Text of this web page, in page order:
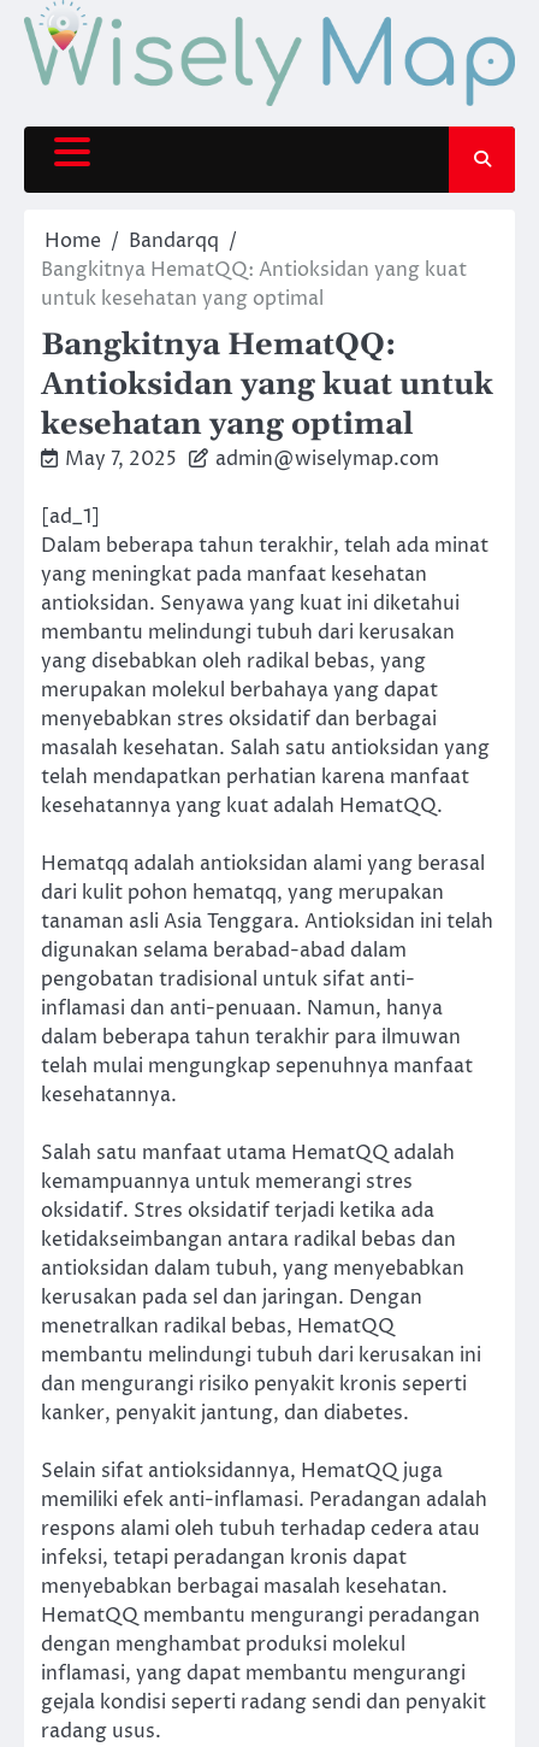
Skip
content
Home
Bandarqq
Bangkitnya HematQQ: Antioksidan yang kuat
untuk kesehatan yang optimal
Bangkitnya HematQQ:
Antioksidan yang kuat untuk
kesehatan yang optimal
May 7, 2025 admin@wiselymap.com
[ad_1]
Dalam beberapa tahun terakhir, telah ada minat
yang meningkat pada manfaat kesehatan
antioksidan. Senyawa yang kuat ini diketahui
membantu melindungi tubuh dari kerusakan
yang disebabkan oleh radikal bebas, yang
merupakan molekul berbahaya yang dapat
menyebabkan stres oksidatif dan berbagai
masalah kesehatan. Salah satu antioksidan yang
telah mendapatkan perhatian karena manfaat
kesehatannya yang kuat adalah HematQQ.
Hematqq adalah antioksidan alami yang berasal
dari kulit pohon hematqq, yang merupakan
tanaman asli Asia Tenggara. Antioksidan ini telah
digunakan selama berabad-abad dalam
pengobatan tradisional untuk sifat anti-
inflamasi dan anti-penuaan. Namun, hanya
dalam beberapa tahun terakhir para ilmuwan
telah mulai mengungkap sepenuhnya manfaat
kesehatannya.
Salah satu manfaat utama HematQQ adalah
kemampuannya untuk memerangi stres
oksidatif. Stres oksidatif terjadi ketika ada
ketidakseimbangan antara radikal bebas dan
antioksidan dalam tubuh, yang menyebabkan
kerusakan pada sel dan jaringan. Dengan
menetralkan radikal bebas, HematQQ
membantu melindungi tubuh dari kerusakan ini
dan mengurangi risiko penyakit kronis seperti
kanker, penyakit jantung, dan diabetes.
Selain sifat antioksidannya, HematQQ juga
memiliki efek anti-inflamasi. Peradangan adalah
respons alami oleh tubuh terhadap cedera atau
infeksi, tetapi peradangan kronis dapat
menyebabkan berbagai masalah kesehatan.
HematQQ membantu mengurangi peradangan
dengan menghambat produksi molekul
inflamasi, yang dapat membantu mengurangi
gejala kondisi seperti radang sendi dan penyakit
radang usus.